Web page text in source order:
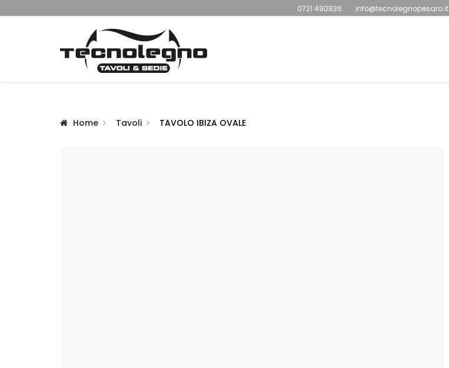
0721 490836 info@tecnolegnopesaro.it
Home Tavoli TAVOLO IBIZA OVALE